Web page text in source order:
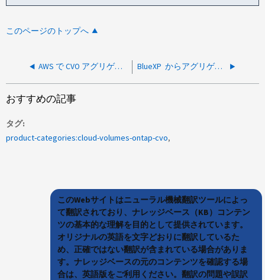
このページのトップへ
AWS で CVO アグリゲートの作成がタイムアウトして失敗する BlueXP からアグリゲートにディスクを追加したあとにCVOアグリゲートがオフラインになりました
おすすめの記事
タグ
product-categories:cloud-volumes-ontap-cvo
このWebサイトはニューラル機械翻訳ツールによっ
て翻訳されており、ナレッジベース（KB）コンテン
ツの基本的な理解を目的として提供されています。
オリジナルの英語を文字どおりに翻訳しているた
め、正確ではない翻訳が含まれている場合がありま
す。ナレッジベースの元のコンテンツを確認する場
合は、英語版をご利用ください。翻訳の問題や誤訳